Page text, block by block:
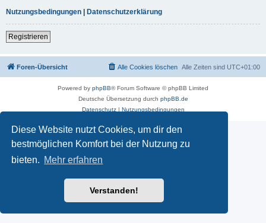
Diese Website nutzt Cookies, um dir den
bestmöglichen Komfort bei der Nutzung zu
bieten. Mehr erfahren
Verstanden!
Nutzungsbedingungen | Datenschutzerklärung
Registrieren
Foren-Übersicht Alle Zeiten sind UTC+01:00
Alle Cookies löschen
Powered by phpBB® Forum Software © phpBB Limited
Deutsche Übersetzung durch phpBB.de
Datenschutz| Nutzungsbedingungen